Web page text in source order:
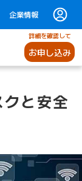
企業情報
詳細を確認して
お申し込み
と安全